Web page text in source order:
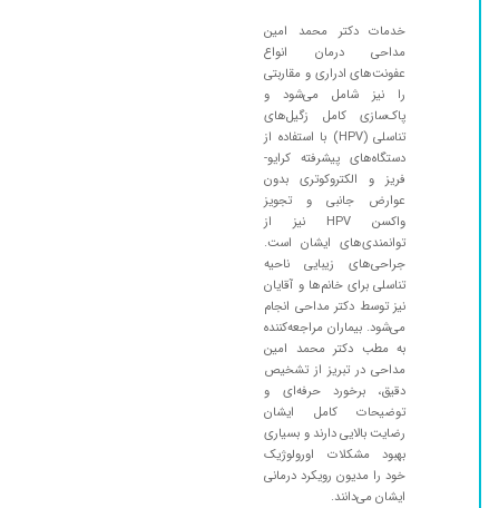
خدمات دکتر محمد امین
مداحی درمان انواع
عفونت‌های ادراری و مقاربتی
را نیز شامل می‌شود و
پاک‌سازی کامل زگیل‌های
تناسلی (HPV) با استفاده از
دستگاه‌های پیشرفته کرایو-
فریز و الکتروکوتری بدون
عوارض جانبی و تجویز
واکسن HPV نیز از
توانمندی‌های ایشان است.
جراحی‌های زیبایی ناحیه
تناسلی برای خانم‌ها و آقایان
نیز توسط دکتر مداحی انجام
می‌شود. بیماران مراجعه‌کننده
به مطب دکتر محمد امین
مداحی در تبریز از تشخیص
دقیق، برخورد حرفه‌ای و
توضیحات کامل ایشان
رضایت بالایی دارند و بسیاری
بهبود مشکلات اورولوژیک
خود را مدیون رویکرد درمانی
ایشان می‌دانند.